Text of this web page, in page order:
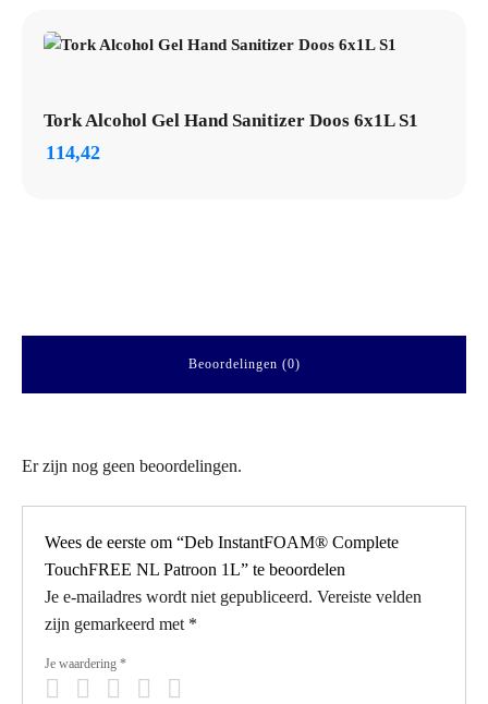
Tork Alcohol Gel Hand Sanitizer Doos 6x1L S1
114,42
Beoordelingen (0)
Er zijn nog geen beoordelingen.
Wees de eerste om “Deb InstantFOAM® Complete
TouchFREE NL Patroon 1L” te beoordelen
Je e-mailadres wordt niet gepubliceerd. Vereiste velden
zijn gemarkeerd met *
Je waardering *